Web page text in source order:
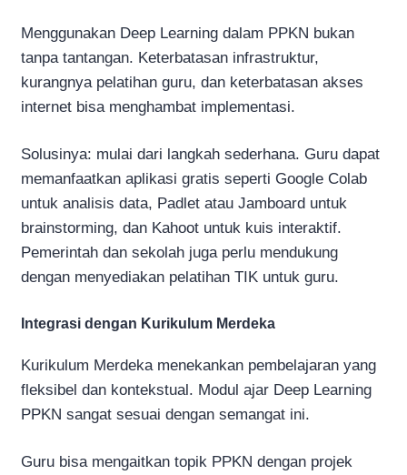
Menggunakan Deep Learning dalam PPKN bukan
tanpa tantangan. Keterbatasan infrastruktur,
kurangnya pelatihan guru, dan keterbatasan akses
internet bisa menghambat implementasi.
Solusinya: mulai dari langkah sederhana. Guru dapat
memanfaatkan aplikasi gratis seperti Google Colab
untuk analisis data, Padlet atau Jamboard untuk
brainstorming, dan Kahoot untuk kuis interaktif.
Pemerintah dan sekolah juga perlu mendukung
dengan menyediakan pelatihan TIK untuk guru.
Integrasi dengan Kurikulum Merdeka
Kurikulum Merdeka menekankan pembelajaran yang
fleksibel dan kontekstual. Modul ajar Deep Learning
PPKN sangat sesuai dengan semangat ini.
Guru bisa mengaitkan topik PPKN dengan projek